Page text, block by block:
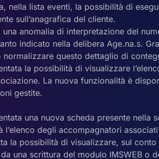
nella lista eventi, la possibilità di
sull’anagrafica del cliente.
una anomalia di interpretazione del
indicato nella delibera Age.na.s.
normalizzare questo dettaglio di
la possibilità di visualizzare
La nuova funzionalità è
gestite.
una nuova scheda presente nella
l’elenco degli accompagnatori
la possibilità di visualizzare, sul
una scrittura del modulo IMSWEB o